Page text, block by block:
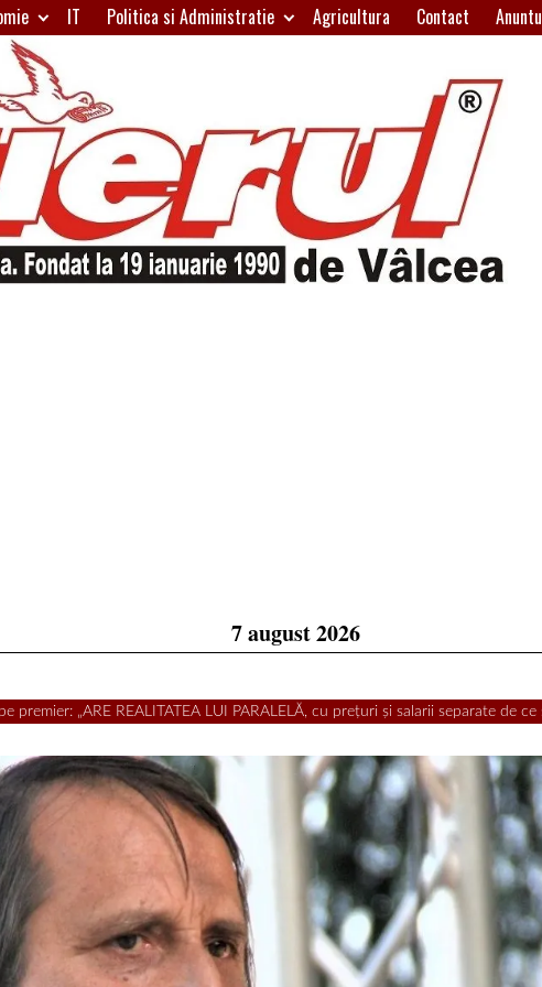
IT Politica si Administratie Agricultura Contact
7 august 2026
premier: „ARE REALITATEA LUI PARALELĂ, cu prețuri și salarii separate de ce